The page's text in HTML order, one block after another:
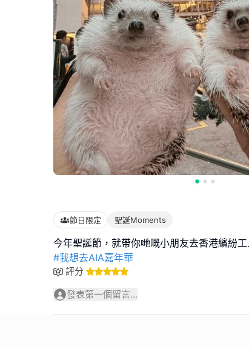
節日限定 聖誕Moments
#我想去AIA嘉年華
評分
發表第一個留言...